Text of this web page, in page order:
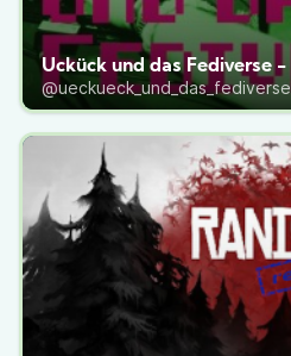
@ueckueck_und_das_fediverse